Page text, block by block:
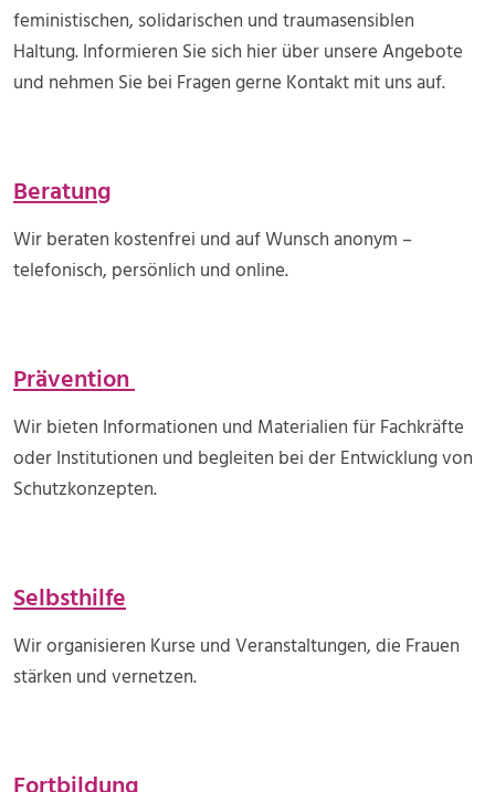
feministischen, solidarischen und traumasensiblen
Haltung. Informieren Sie sich hier über unsere Angebote
und nehmen Sie bei Fragen gerne Kontakt mit uns auf.
Beratung
Wir beraten kostenfrei und auf Wunsch anonym –
telefonisch, persönlich und online.
Prävention
Wir bieten Informationen und Materialien für Fachkräfte
oder Institutionen und begleiten bei der Entwicklung von
Schutzkonzepten.
Selbsthilfe
Wir organisieren Kurse und Veranstaltungen, die Frauen
stärken und vernetzen.